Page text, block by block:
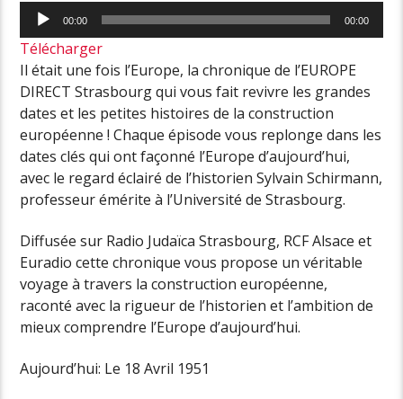
Lecteur
audio
00:00 00:00
Télécharger
Il était une fois l’Europe, la chronique de l’EUROPE
DIRECT Strasbourg qui vous fait revivre les grandes
dates et les petites histoires de la construction
européenne ! Chaque épisode vous replonge dans les
dates clés qui ont façonné l’Europe d’aujourd’hui,
avec le regard éclairé de l’historien Sylvain Schirmann,
professeur émérite à l’Université de Strasbourg.
Diffusée sur Radio Judaïca Strasbourg, RCF Alsace et
Euradio cette chronique vous propose un véritable
voyage à travers la construction européenne,
raconté avec la rigueur de l’historien et l’ambition de
mieux comprendre l’Europe d’aujourd’hui.
Aujourd’hui: Le 18 Avril 1951